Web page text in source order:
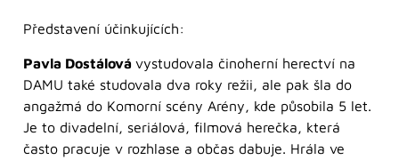
Představení účinkujících:
Pavla Dostálová vystudovala činoherní herectví na
DAMU také studovala dva roky režii, ale pak šla do
angažmá do Komorní scény Arény, kde působila 5 let.
Je to divadelní, seriálová, filmová herečka, která
často pracuje v rozhlase a občas dabuje. Hrála ve